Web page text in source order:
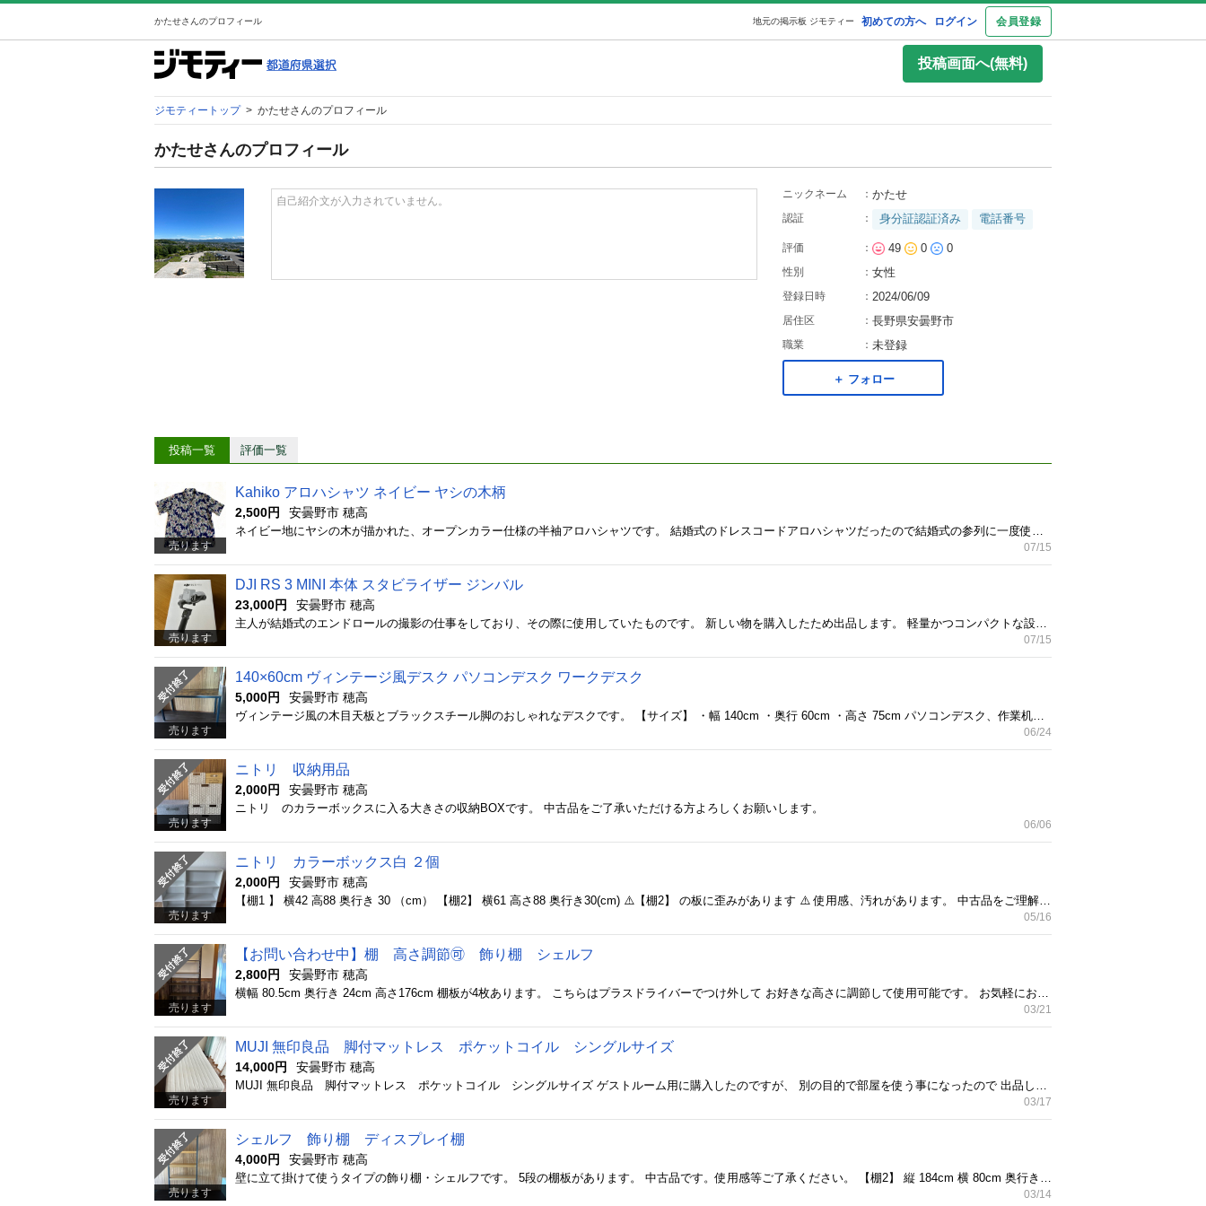
かたせさんのプロフィール 初めての方へ ログイン 会員登録
地元の掲示板 ジモティー
投稿画面へ(無料)
ジモティートップ > かたせさんのプロフィール
かたせさんのプロフィール
自己紹介文が入力されていません。
ニックネーム ： かたせ
認証 ： 身分証認証済み 電話番号
評価 ： 49 0 0
性別 ： 女性
登録日時 ： 2024/06/09
居住区 ： 長野県安曇野市
職業 ： 未登録
＋ フォロー
投稿一覧 評価一覧
売ります
Kahiko アロハシャツ ネイビー ヤシの木柄
2,500円 安曇野市 穂高
07/15
売ります
DJI RS 3 MINI 本体 スタビライザー ジンバル
23,000円 安曇野市 穂高
07/15
売ります
140×60cm ヴィンテージ風デスク パソコンデスク ワークデスク
5,000円 安曇野市 穂高
06/24
売ります
ニトリ 収納用品
2,000円 安曇野市 穂高
ニトリ のカラーボックスに入る大きさの収納BOXです。 中古品をご了承いただける方よろしくお願いします。
06/06
売ります
ニトリ カラーボックス白 ２個
2,000円 安曇野市 穂高
05/16
売ります
【お問い合わせ中】棚 高さ調節🉑 飾り棚 シェルフ
2,800円 安曇野市 穂高
03/21
売ります
MUJI 無印良品 脚付マットレス ポケットコイル シングルサイズ
14,000円 安曇野市 穂高
03/17
売ります
シェルフ 飾り棚 ディスプレイ棚
4,000円 安曇野市 穂高
03/14